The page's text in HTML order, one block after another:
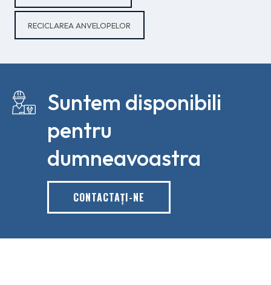
RECICLAREA ANVELOPELOR
Suntem disponibili
pentru
dumneavoastra
CONTACTAŢI-NE